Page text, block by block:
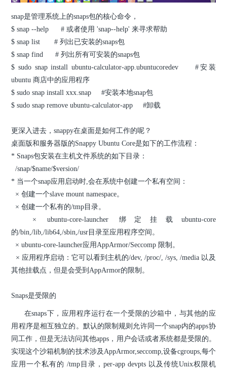
snap是管理系统上的snaps包的核心命令，
$ snap --help # 或者使用 'snap--help' 来寻求帮助
$ snap list # 列出已安装的snaps包
$ snap find # 列出所有可安装的snaps包
$ sudo snap install ubuntu-calculator-app.ubuntucoredev #安装
ubuntu 商店中的应用程序
$ sudo snap install xxx.snap #安装本地snap包
$ sudo snap remove ubuntu-calculator-app #卸载
更深入进去，snappy在桌面是如何工作的呢？
桌面版和服务器版的Snappy Ubuntu Core是如下的工作流程：
* Snaps包安装在主机文件系统的如下目录：
/snap/$name/$version/
* 当一个snap应用启动时,会在系统中创建一个私有空间：
× 创建一个slave mount namespace。
× 创建一个私有的/tmp目录。
× ubuntu-core-launcher 绑定挂载ubuntu-core
的/bin,/lib,/lib64,/sbin,/usr目录至应用程序空间。
× ubuntu-core-launcher应用AppArmor/Seccomp 限制。
× 应用程序启动：它可以看到主机的/dev, /proc/, /sys, /media 以及
其他挂载点，但是会受到AppArmor的限制。
Snaps是受限的
在snaps下，应用程序运行在一个受限的沙箱中，与其他的应
用程序是相互独立的。默认的限制规则允许同一个snap内的apps协
同工作，但是无法访问其他apps，用户会话或者系统都是受限的。
实现这个沙箱机制的技术涉及AppArmor,seccomp,设备cgroups,每个
应用一个私有的 /tmp目录，per-app devpts 以及传统Unix权限机